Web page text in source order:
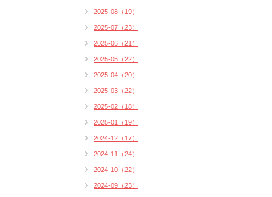
2025-08（19）
2025-07（23）
2025-06（21）
2025-05（22）
2025-04（20）
2025-03（22）
2025-02（18）
2025-01（19）
2024-12（17）
2024-11（24）
2024-10（22）
2024-09（23）